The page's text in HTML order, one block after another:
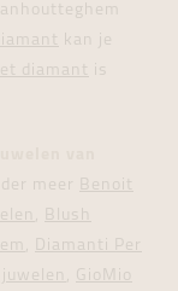
kan je
diamant
is
meer
Benoit
,
Blush
,
Diamanti Per
, GioMio